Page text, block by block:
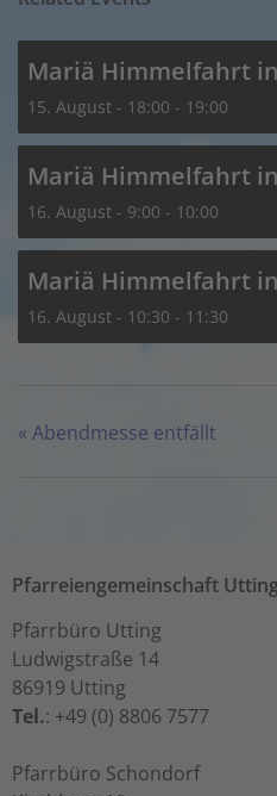
Mariä Himmelfahrt
15. August - 18:00 - 19:00
Mariä Himmelfahrt
16. August - 9:00 - 10:00
Mariä Himmelfahrt
16. August - 10:30 - 11:30
« Abendmesse entfällt
Pfarreiengemeinschaft
Pfarrbüro Utting
Ludwigstraße 14
86919 Utting
Tel.: +49 (0) 8806 7577
Pfarrbüro Schondorf